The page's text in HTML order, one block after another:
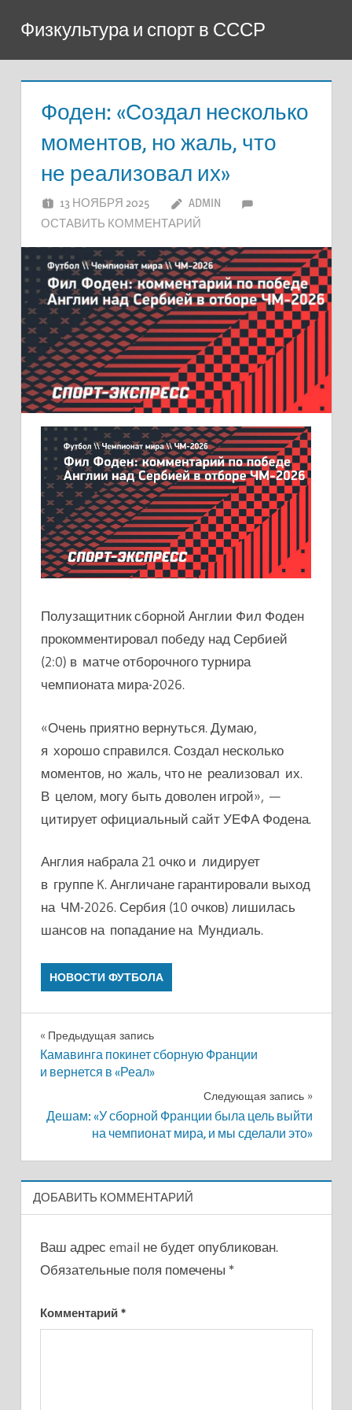
содержимому
Физкультура и спорт в СССР
Фоден: «Создал несколько
моментов, но жаль, что
не реализовал их»
13 НОЯБРЯ 2025
ADMIN
ОСТАВИТЬ КОММЕНТАРИЙ
Полузащитник сборной Англии Фил Фоден
прокомментировал победу над Сербией
(2:0) в матче отборочного турнира
чемпионата мира-2026.
«Очень приятно вернуться. Думаю,
я хорошо справился. Создал несколько
моментов, но жаль, что не реализовал их.
В целом, могу быть доволен игрой», —
цитирует официальный сайт УЕФА Фодена.
Англия набрала 21 очко и лидирует
в группе K. Англичане гарантировали выход
на ЧМ-2026. Сербия (10 очков) лишилась
шансов на попадание на Мундиаль.
НОВОСТИ ФУТБОЛА
Навигация
по
Предыдущая запись
Камавинга покинет сборную Франции
и вернется в «Реал»
Следующая запись
Дешам: «У сборной Франции была цель выйти
на чемпионат мира, и мы сделали это»
ДОБАВИТЬ КОММЕНТАРИЙ
Ваш адрес email не будет опубликован.
Обязательные поля помечены *
Комментарий *